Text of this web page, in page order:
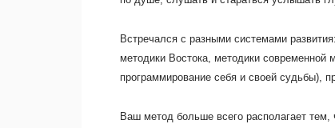
Встречался с разными системами
методики Востока, методики
программирование себя и своей судьбы),
Ваш метод больше всего располагает тем,